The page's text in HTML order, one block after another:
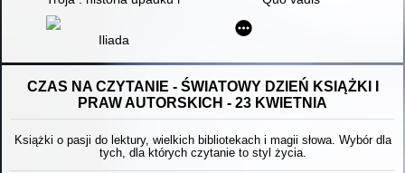
Iliada
CZAS NA CZYTANIE - ŚWIATOWY DZIEŃ KSIĄŻKI I
PRAW AUTORSKICH - 23 KWIETNIA
Książki o pasji do lektury, wielkich bibliotekach i magii słowa. Wybór dla
tych, dla których czytanie to styl życia.